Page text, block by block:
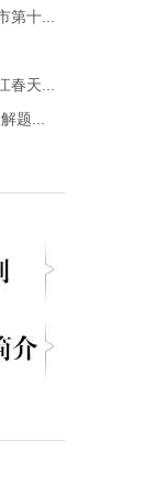
第十...
春天...
题...